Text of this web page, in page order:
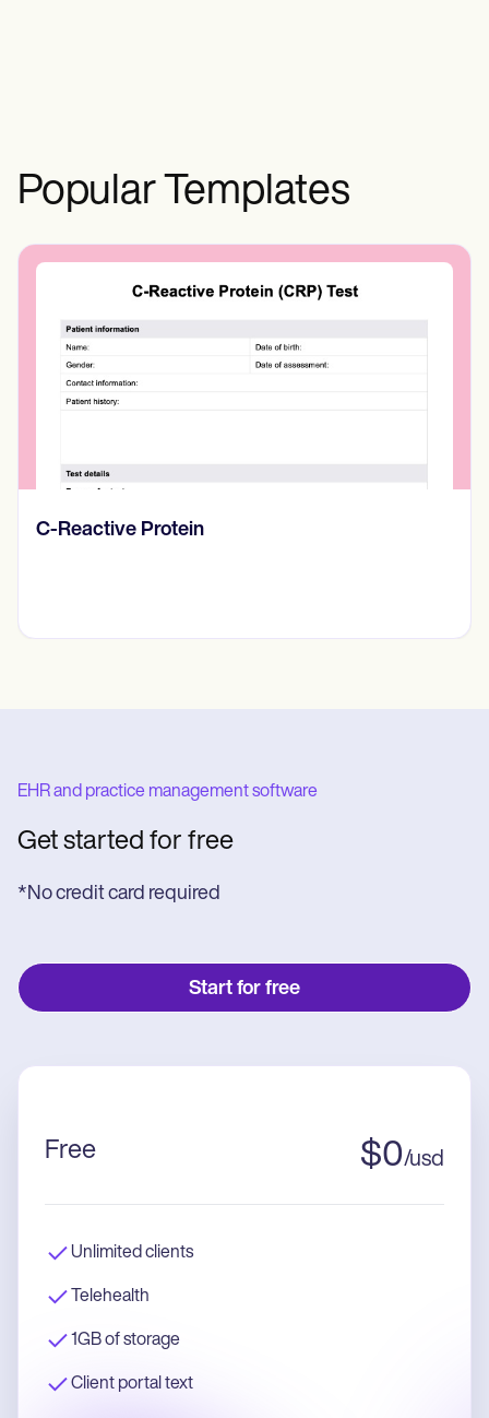
Popular Templates
C-Reactive Protein
EHR and practice management software
Get started for free
*No credit card required
Start for free
Free $0/usd
Unlimited clients
Telehealth
1GB of storage
Client portal text